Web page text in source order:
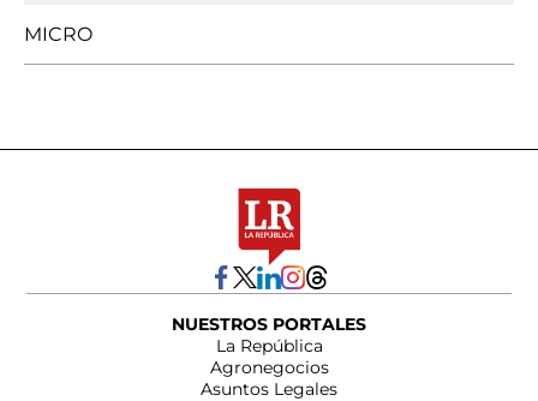
MICRO
NUESTROS PORTALES
La República
Agronegocios
Asuntos Legales